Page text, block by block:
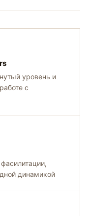
уровень и
с
динамикой